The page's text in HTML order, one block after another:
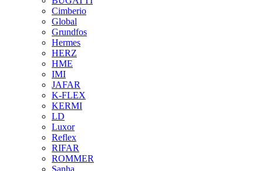
Cimberio
Global
Grundfos
Hermes
HERZ
HME
IMI
JAFAR
K-FLEX
KERMI
LD
Luxor
Reflex
RIFAR
ROMMER
Sanha